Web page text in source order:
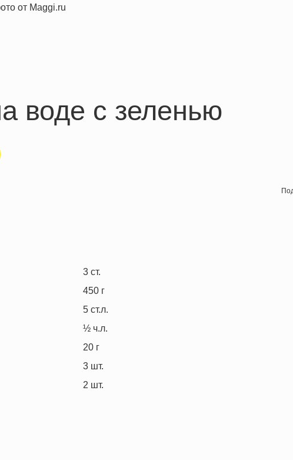
воде с зеленью
3 ст.
450 г
5 ст.л.
½ ч.л.
20 г
3 шт.
2 шт.